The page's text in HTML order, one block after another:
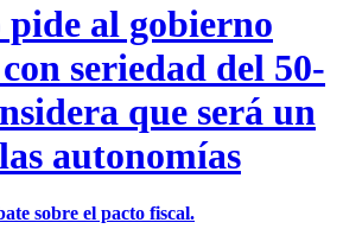
pide al gobierno
seriedad del 50-
que será un
autonomías
sobre el pacto fiscal.